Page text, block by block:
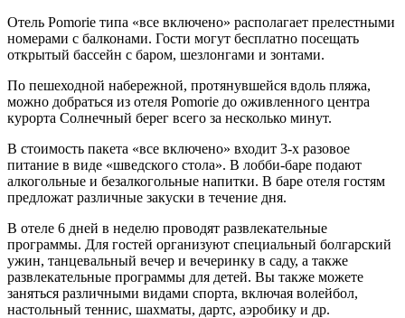
Отель Pomorie типа «все включено» располагает прелестными
номерами с балконами. Гости могут бесплатно посещать
открытый бассейн с баром, шезлонгами и зонтами.
По пешеходной набережной, протянувшейся вдоль пляжа,
можно добраться из отеля Pomorie до оживленного центра
курорта Солнечный берег всего за несколько минут.
В стоимость пакета «все включено» входит 3-х разовое
питание в виде «шведского стола». В лобби-баре подают
алкогольные и безалкогольные напитки. В баре отеля гостям
предложат различные закуски в течение дня.
В отеле 6 дней в неделю проводят развлекательные
программы. Для гостей организуют специальный болгарский
ужин, танцевальный вечер и вечеринку в саду, а также
развлекательные программы для детей. Вы также можете
заняться различными видами спорта, включая волейбол,
настольный теннис, шахматы, дартс, аэробику и др.